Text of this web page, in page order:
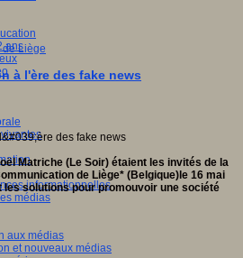
ans
informationnelles
médias
aux médias
et nouveaux médias
de Liège
à l'ère des fake news
Matriche (Le Soir) étaient les invités de la
de Liège* (Belgique)le 16 mai
les solutions pour promouvoir une société